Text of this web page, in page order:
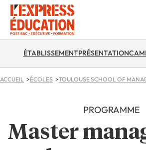
ÉTABLISSEMENTPRÉSENTATION
ACCUEIL ÉCOLES TOULOUSE SCHOOL OF
PROGRAMME
Master